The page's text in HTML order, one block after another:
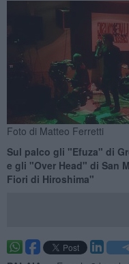
Foto di Matteo Ferretti
Sul palco gli "Efuza" di
e gli "Over Head" di San
Fiori di Hiroshima"